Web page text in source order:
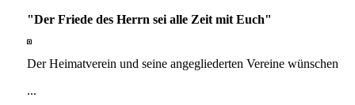
"Der Friede des Herrn sei alle Zeit mit Euch"
Der Heimatverein und seine angegliederten Vereine wünschen
...